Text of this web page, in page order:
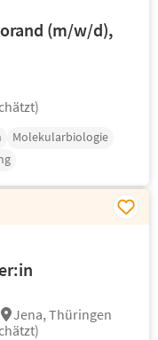
(m/w/d),
Molekularbiologie
Jena, Thüringen